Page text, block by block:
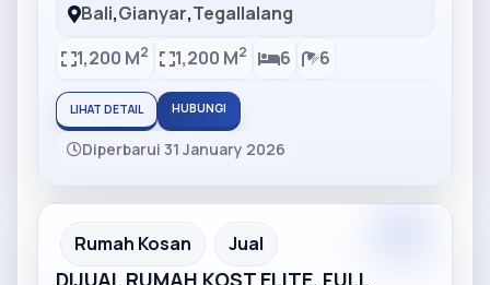
Bali,Gianyar,Tegallalang
1,200 M2 1,200 M2 6 6
LIHAT DETAIL HUBUNGI
Diperbarui 31 January 2026
Partner Ad
Rumah Kosan Jual
DIJUAL RUMAH KOST ELITE, FULL